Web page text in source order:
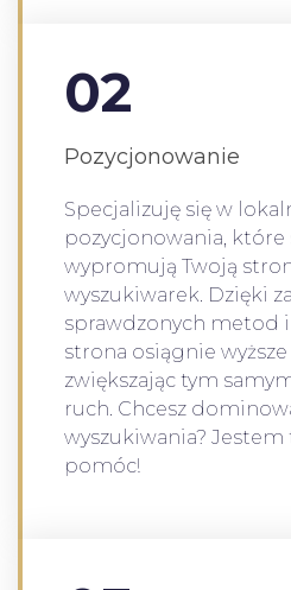
02
Pozycjonowanie
Specjalizuję się w
pozycjonowania, które
wypromują Twoją
wyszukiwarek. Dzięki
sprawdzonych metod
strona osiągnie
zwiększając tym
ruch. Chcesz
wyszukiwania?
pomóc!